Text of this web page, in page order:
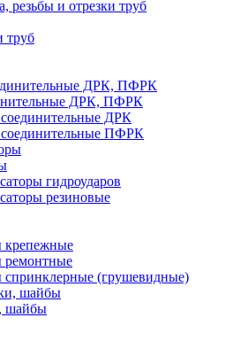
резьбы и отрезки труб
труб
ДРК, ПФРК
ДРК
ПФРК
гидроударов
резиновые
крепежные
ремонтные
(грушевидные)
шайбы